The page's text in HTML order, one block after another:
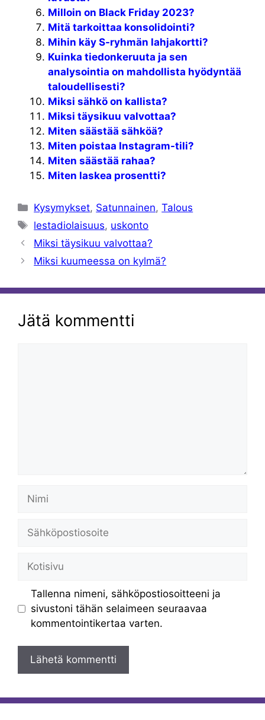
Milloin on Black Friday 2023?
Mitä tarkoittaa konsolidointi?
Mihin käy S-ryhmän lahjakortti?
Kuinka tiedonkeruuta ja sen
analysointia on mahdollista hyödyntää
taloudellisesti?
Miksi sähkö on kallista?
Miksi täysikuu valvottaa?
Miten säästää sähköä?
Miten poistaa Instagram-tili?
Miten säästää rahaa?
Miten laskea prosentti?
Kategoriat
Kysymykset, Satunnainen,Talous
Avainsanat
lestadiolaisuus, uskonto
Miksi täysikuu valvottaa?
Miksi kuumeessa on kylmä?
Jätä kommentti
Tallenna nimeni, sähköpostiosoitteeni ja
sivustoni tähän selaimeen seuraavaa
kommentointikertaa varten.